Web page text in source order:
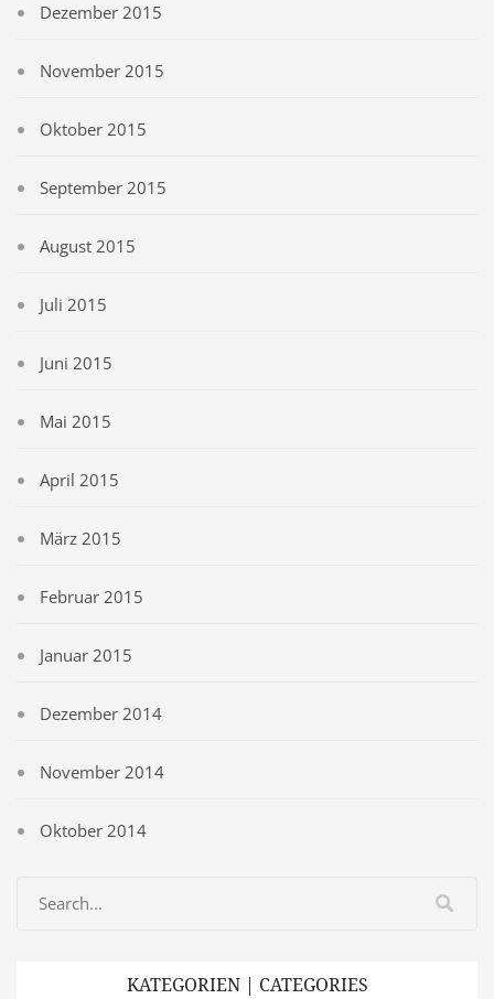
Dezember 2015
November 2015
Oktober 2015
September 2015
August 2015
Juli 2015
Juni 2015
Mai 2015
April 2015
März 2015
Februar 2015
Januar 2015
Dezember 2014
November 2014
Oktober 2014
KATEGORIEN | CATEGORIES